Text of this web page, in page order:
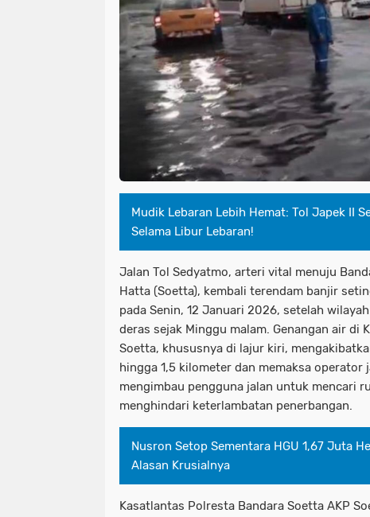
Mudik Lebaran Lebih Hemat: Tol Japek II
Selama Libur Lebaran!
Jalan Tol Sedyatmo, arteri vital menuju
Hatta (Soetta), kembali terendam banjir
pada Senin, 12 Januari 2026, setelah
deras sejak Minggu malam. Genangan air di
Soetta, khususnya di lajur kiri,
hingga 1,5 kilometer dan memaksa
mengimbau pengguna jalan untuk mencari
menghindari keterlambatan penerbangan.
Nusron Setop Sementara HGU 1,67 Juta
Alasan Krusialnya
Kasatlantas Polresta Bandara Soetta AKP